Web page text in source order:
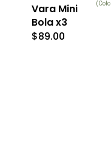
Las
pueden
Vara Mini
Bola x3
$89.00